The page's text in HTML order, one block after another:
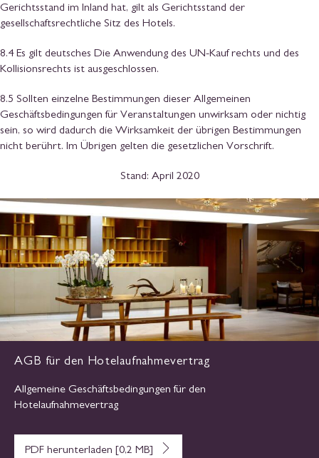
Gerichtsstand im Inland hat, gilt als Gerichtsstand der
gesellschaftsrechtliche Sitz des Hotels.
8.4 Es gilt deutsches Die Anwendung des UN-Kauf rechts und des
Kollisionsrechts ist ausgeschlossen.
8.5 Sollten einzelne Bestimmungen dieser Allgemeinen
Geschäftsbedingungen für Veranstaltungen unwirksam oder nichtig
sein, so wird dadurch die Wirksamkeit der übrigen Bestimmungen
nicht berührt. Im Übrigen gelten die gesetzlichen Vorschrift.
Stand: April 2020
AGB für den Hotelaufnahmevertrag
Allgemeine Geschäftsbedingungen für den
Hotelaufnahmevertrag
PDF herunterladen [0,2 MB]